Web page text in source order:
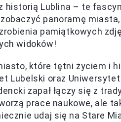
historią Lublina – te
panoramę
pamiątkowych
widoków!
które tętni życiem i
Lubelski oraz
zapał łączy się z
prace naukowe, ale
udaj się na Stare